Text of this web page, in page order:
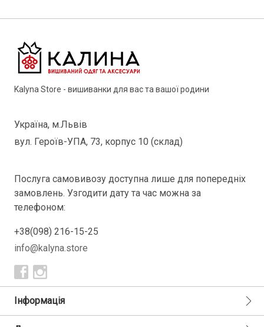
Kalyna Store - вишиванки для вас та вашої родини
Україна, м.Львів
вул. Героїв-УПА, 73, корпус 10 (склад)
Послуга самовивозу доступна лише для попередніх
замовлень. Узгодити дату та час можна за
телефоном:
+38(098) 216-15-25
info@kalyna.store
Інформація